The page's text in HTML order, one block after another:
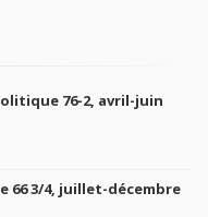
76-2, avril-juin
66 3/4, juillet-décembre